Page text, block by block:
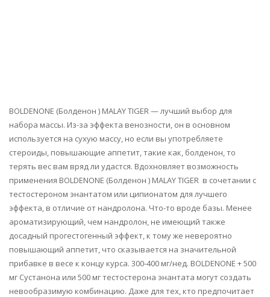
BOLDENONE (Болденон ) MALAY TIGER — лучший выбор для
набора массы. Из-за эффекта венозности, он в основном
используется на сухую массу, но если вы употребляете
стероиды, повышающие аппетит, такие как, болденон, то
терять вес вам вряд ли удастся. Вдохновляет возможность
применения BOLDENONE (Болденон ) MALAY TIGER в сочетании с
тестостероном энантатом или ципионатом для лучшего
эффекта, в отличие от нандролона. Что-то вроде базы. Менее
ароматизирующий, чем нандролон, не имеющий также
досадный прогестогенный эффект, к тому же невероятно
повышающий аппетит, что сказывается на значительной
прибавке в весе к концу курса. 300-400 мг/нед. BOLDENONE + 500
мг Сустанона или 500 мг тестостерона энантата могут создать
невообразимую комбинацию. Даже для тех, кто предпочитает